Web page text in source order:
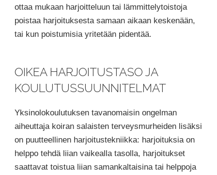
ottaa mukaan harjoitteluun tai lämmittelytoistoja
poistaa harjoituksesta samaan aikaan keskenään,
tai kun poistumisia yritetään pidentää.
OIKEA HARJOITUSTASO JA
KOULUTUSSUUNNITELMAT
Yksinolokoulutuksen tavanomaisin ongelman
aiheuttaja koiran salaisten terveysmurheiden lisäksi
on puutteellinen harjoitustekniikka: harjoituksia on
helppo tehdä liian vaikealla tasolla, harjoitukset
saattavat toistua liian samankaltaisina tai helppoja